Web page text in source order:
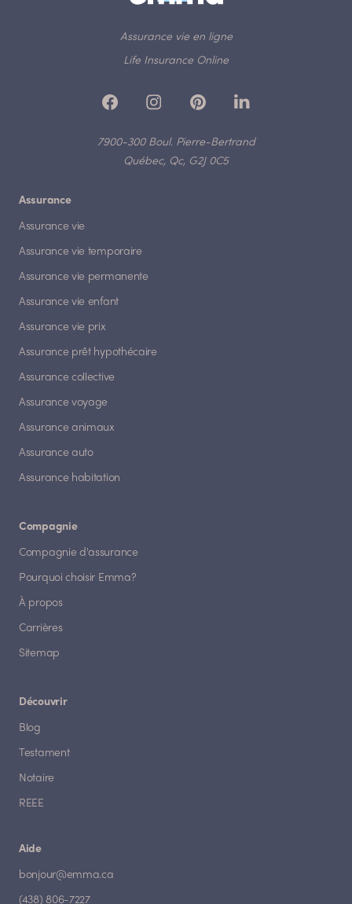
Assurance vie en ligne
Life Insurance Online
7900-300 Boul. Pierre-Bertrand
Québec, Qc, G2J 0C5
Assurance
Assurance vie
Assurance vie temporaire
Assurance vie permanente
Assurance vie enfant
Assurance vie prix
Assurance prêt hypothécaire
Assurance collective
Assurance voyage
Assurance animaux
Assurance auto
Assurance habitation
Compagnie
Compagnie d'assurance
Pourquoi choisir Emma?
À propos
Carrières
Sitemap
Découvrir
Blog
Testament
Notaire
REEE
Aide
bonjour@emma.ca
(438) 806-7227